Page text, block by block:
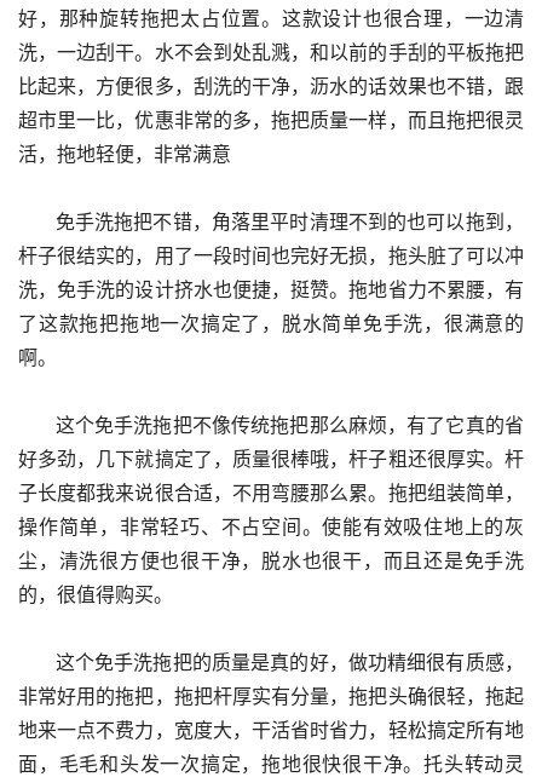
好，那种旋转拖把太占位置。这款设计也很合理，一边清
洗，一边刮干。水不会到处乱溅，和以前的手刮的平板拖把
比起来，方便很多，刮洗的干净，沥水的话效果也不错，跟
超市里一比，优惠非常的多，拖把质量一样，而且拖把很灵
活，拖地轻便，非常满意
杆子很结实的，用了一段时间也完好无损，拖头脏了可以冲
洗，免手洗的设计挤水也便捷，挺赞。拖地省力不累腰，有
了这款拖把拖地一次搞定了，脱水简单免手洗，很满意的
啊。
好多劲，几下就搞定了，质量很棒哦，杆子粗还很厚实。杆
子长度都我来说很合适，不用弯腰那么累。拖把组装简单，
操作简单，非常轻巧、不占空间。使能有效吸住地上的灰
尘，清洗很方便也很干净，脱水也很干，而且还是免手洗
的，很值得购买。
非常好用的拖把，拖把杆厚实有分量，拖把头确很轻，拖起
地来一点不费力，宽度大，干活省时省力，轻松搞定所有地
面，毛毛和头发一次搞定，拖地很快很干净。托头转动灵